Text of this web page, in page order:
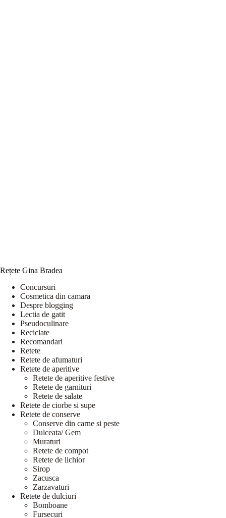
Rețete Gina Bradea
Concursuri
Cosmetica din camara
Despre blogging
Lectia de gatit
Pseudoculinare
Reciclate
Recomandari
Retete
Retete de afumaturi
Retete de aperitive
Retete de aperitive festive
Retete de garnituri
Retete de salate
Retete de ciorbe si supe
Retete de conserve
Conserve din carne si peste
Dulceata/ Gem
Muraturi
Retete de compot
Retete de lichior
Sirop
Zacusca
Zarzavaturi
Retete de dulciuri
Bomboane
Fursecuri